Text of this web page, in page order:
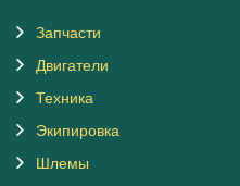
Запчасти
Двигатели
Техника
Экипировка
Шлемы